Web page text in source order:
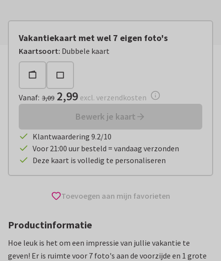
Vakantiekaart met wel 7 eigen foto's
Kaartsoort: Dubbele kaart
Vanaf:€ 2,99 excl. verzendkosten
Vanaf: 3,09 2,99 excl. verzendkosten
Bewerk je kaart
Klantwaardering 9.2/10
Voor 21:00 uur besteld = vandaag verzonden
Deze kaart is volledig te personaliseren
Toevoegen aan mijn favorieten
Productinformatie
Hoe leuk is het om een impressie van jullie vakantie te
geven! Er is ruimte voor 7 foto's aan de voorzijde en 1 grote